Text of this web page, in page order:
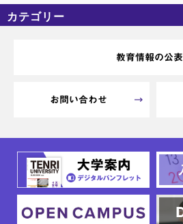
カテゴリー
教育情報の公表
お問い合わせ